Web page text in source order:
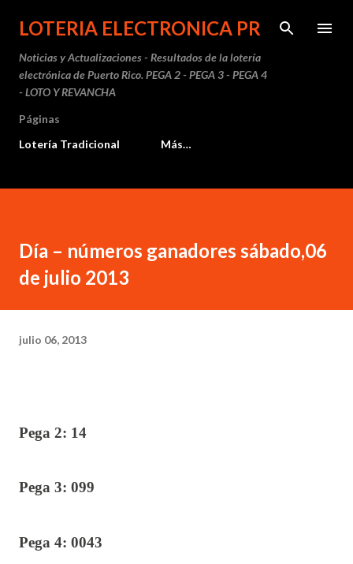
Ir al contenido principal
LOTERIA ELECTRONICA PR
Noticias y Actualizaciones - Resultados de la lotería
electrónica de Puerto Rico. PEGA 2 - PEGA 3 - PEGA 4
- LOTO Y REVANCHA
Páginas
Lotería Tradicional
Más…
Día – números ganadores sábado,06
de julio 2013
julio 06, 2013
Pega 2: 14
Pega 3: 099
Pega 4: 0043